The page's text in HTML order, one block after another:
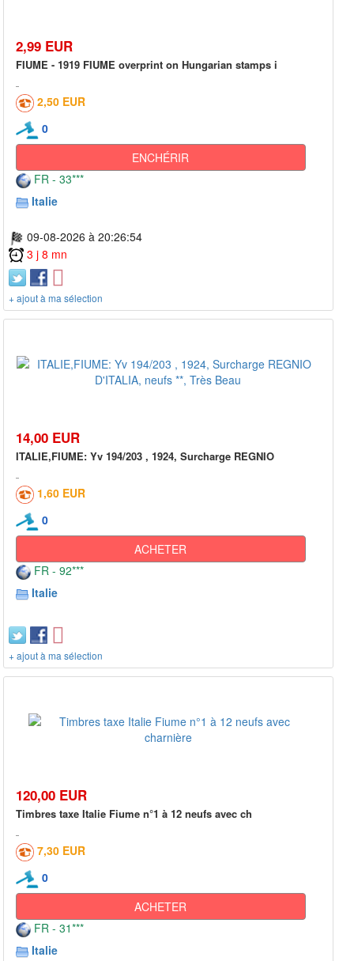
2,99 EUR
FIUME - 1919 FIUME overprint on Hungarian stamps i
2,50 EUR
0
ENCHÉRIR
FR - 33***
Italie
09-08-2026 à 20:26:54
3 j 8 mn
+ ajout à ma sélection
14,00 EUR
ITALIE,FIUME: Yv 194/203 , 1924, Surcharge REGNIO
1,60 EUR
0
ACHETER
FR - 92***
Italie
+ ajout à ma sélection
120,00 EUR
Timbres taxe Italie Fiume n°1 à 12 neufs avec ch
7,30 EUR
0
ACHETER
FR - 31***
Italie